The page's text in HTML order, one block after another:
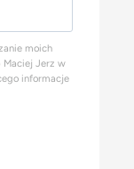
moich
Maciej Jerz w
informacje